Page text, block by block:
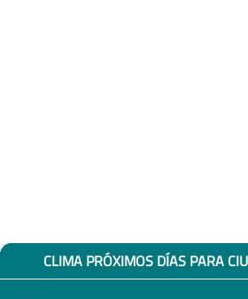
CLIMA PRÓXIMOS DÍAS PARA